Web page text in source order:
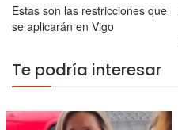
Estas son las restricciones que
se aplicarán en Vigo
Te podría interesar